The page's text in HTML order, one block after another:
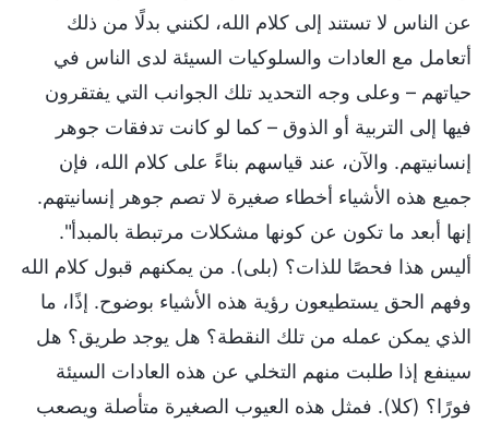
عن الناس لا تستند إلى كلام الله، لكنني بدلًا من ذلك
أتعامل مع العادات والسلوكيات السيئة لدى الناس في
حياتهم – وعلى وجه التحديد تلك الجوانب التي يفتقرون
فيها إلى التربية أو الذوق – كما لو كانت تدفقات جوهر
إنسانيتهم. والآن، عند قياسهم بناءً على كلام الله، فإن
جميع هذه الأشياء أخطاء صغيرة لا تصم جوهر إنسانيتهم.
إنها أبعد ما تكون عن كونها مشكلات مرتبطة بالمبدأ".
أليس هذا فحصًا للذات؟ (بلى). من يمكنهم قبول كلام الله
وفهم الحق يستطيعون رؤية هذه الأشياء بوضوح. إذًا، ما
الذي يمكن عمله من تلك النقطة؟ هل يوجد طريق؟ هل
سينفع إذا طلبت منهم التخلي عن هذه العادات السيئة
فورًا؟ (كلا). فمثل هذه العيوب الصغيرة متأصلة ويصعب